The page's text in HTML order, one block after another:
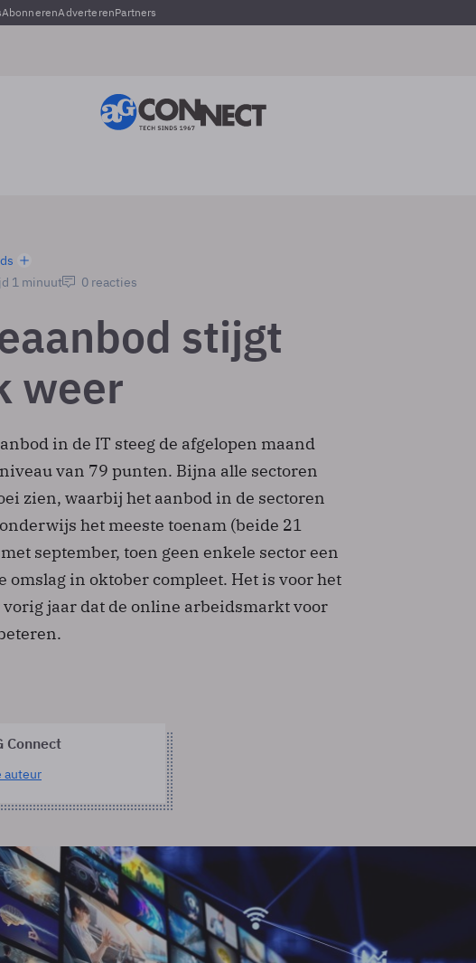
AbonnerenAdverterenPartners
1 minuut 0 reacties
stijgt
weer
in de IT steeg de afgelopen maand
van 79 punten. Bijna alle sectoren
zien, waarbij het aanbod in de sectoren
het meeste toenam (beide 21
september, toen geen enkele sector een
omslag in oktober compleet. Het is voor het
jaar dat de online arbeidsmarkt voor
Connect
auteur